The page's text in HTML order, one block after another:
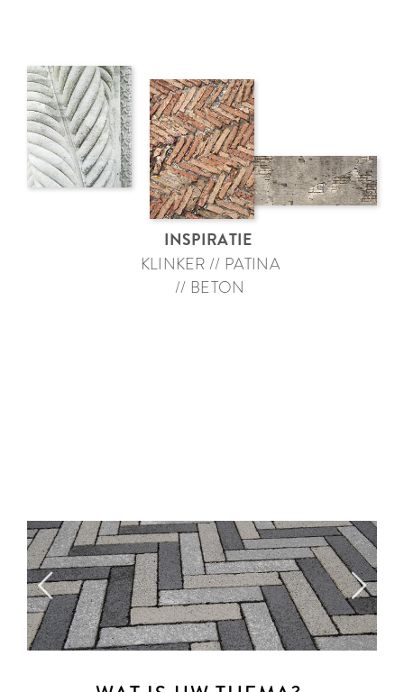
INSPIRATIE
KLINKER // PATINA
// BETON